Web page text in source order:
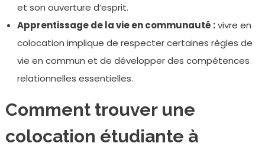
et son ouverture d’esprit.
Apprentissage de la vie en communauté :vivre en
colocation implique de respecter certaines règles de
vie en commun et de développer des compétences
relationnelles essentielles.
Comment trouver une
colocation étudiante à